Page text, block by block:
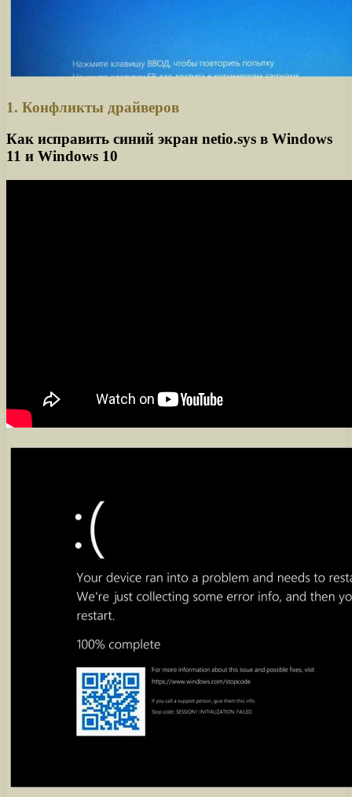
1. Конфликты драйверов
Как исправить синий экран netio.sys в Windows
11 и Windows 10